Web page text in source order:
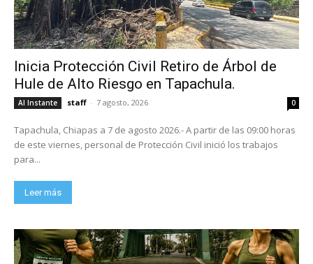
Inicia Protección Civil Retiro de Árbol de
Hule de Alto Riesgo en Tapachula.
Al Instante staff - 7 agosto, 2026 0
Tapachula, Chiapas a 7 de agosto 2026.- A partir de las 09:00 horas
de este viernes, personal de Protección Civil inició los trabajos
para...
Leer más